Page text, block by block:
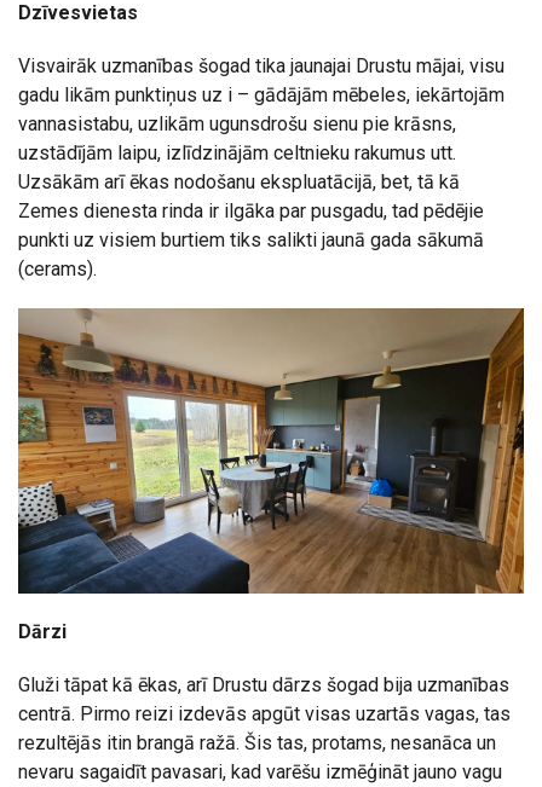
Dzīvesvietas
Visvairāk uzmanības šogad tika jaunajai Drustu mājai, visu
gadu likām punktiņus uz i – gādājām mēbeles, iekārtojām
vannasistabu, uzlikām ugunsdrošu sienu pie krāsns,
uzstādījām laipu, izlīdzinājām celtnieku rakumus utt.
Uzsākām arī ēkas nodošanu ekspluatācijā, bet, tā kā
Zemes dienesta rinda ir ilgāka par pusgadu, tad pēdējie
punkti uz visiem burtiem tiks salikti jaunā gada sākumā
(cerams).
Dārzi
Gluži tāpat kā ēkas, arī Drustu dārzs šogad bija uzmanības
centrā. Pirmo reizi izdevās apgūt visas uzartās vagas, tas
rezultējās itin brangā ražā. Šis tas, protams, nesanāca un
nevaru sagaidīt pavasari, kad varēšu izmēģināt jauno vagu